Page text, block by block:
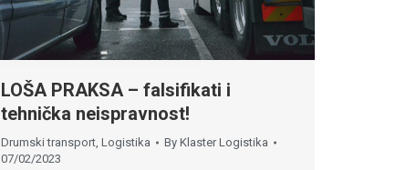
LOŠA PRAKSA – falsifikati i
tehnička neispravnost!
Drumski transport, Logistika By Klaster Logistika
07/02/2023